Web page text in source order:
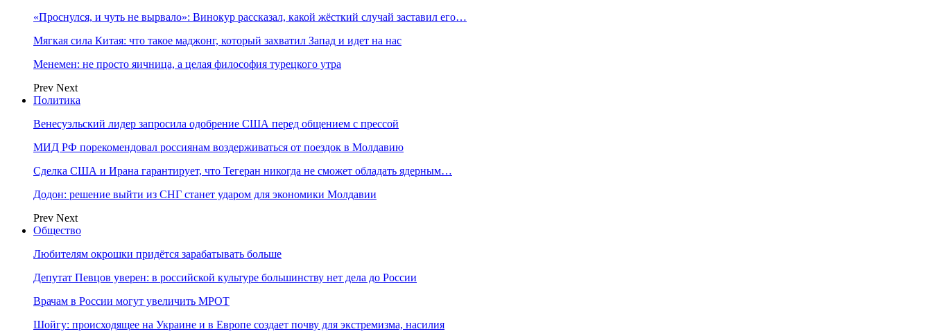
«Проснулся, и чуть не вырвало»: Винокур рассказал, какой жёсткий случай заставил его…
Мягкая сила Китая: что такое маджонг, который захватил Запад и идет на нас
Менемен: не просто яичница, а целая философия турецкого утра
Prev Next
Политика
Венесуэльский лидер запросила одобрение США перед общением с прессой
МИД РФ порекомендовал россиянам воздерживаться от поездок в Молдавию
Сделка США и Ирана гарантирует, что Тегеран никогда не сможет обладать ядерным…
Додон: решение выйти из СНГ станет ударом для экономики Молдавии
Prev Next
Общество
Любителям окрошки придётся зарабатывать больше
Депутат Певцов уверен: в российской культуре большинству нет дела до России
Врачам в России могут увеличить МРОТ
Шойгу: происходящее на Украине и в Европе создает почву для экстремизма, насилия